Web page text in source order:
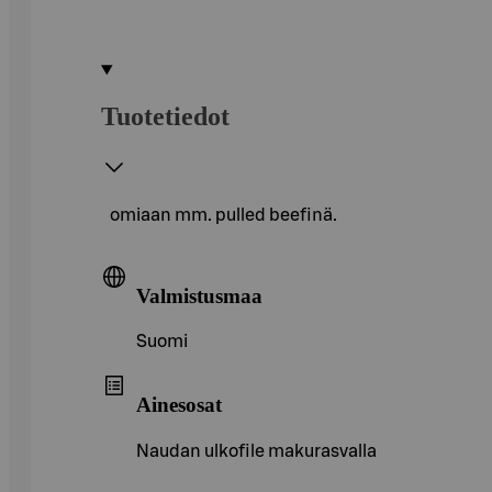
Tuotetiedot
omiaan mm. pulled beefinä.
Valmistusmaa
Suomi
Ainesosat
Naudan ulkofile makurasvalla